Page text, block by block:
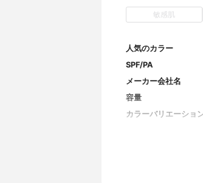
敏感肌
人気のカラー
SPF/PA
メーカー会社名
容量
カラーバリエーショ